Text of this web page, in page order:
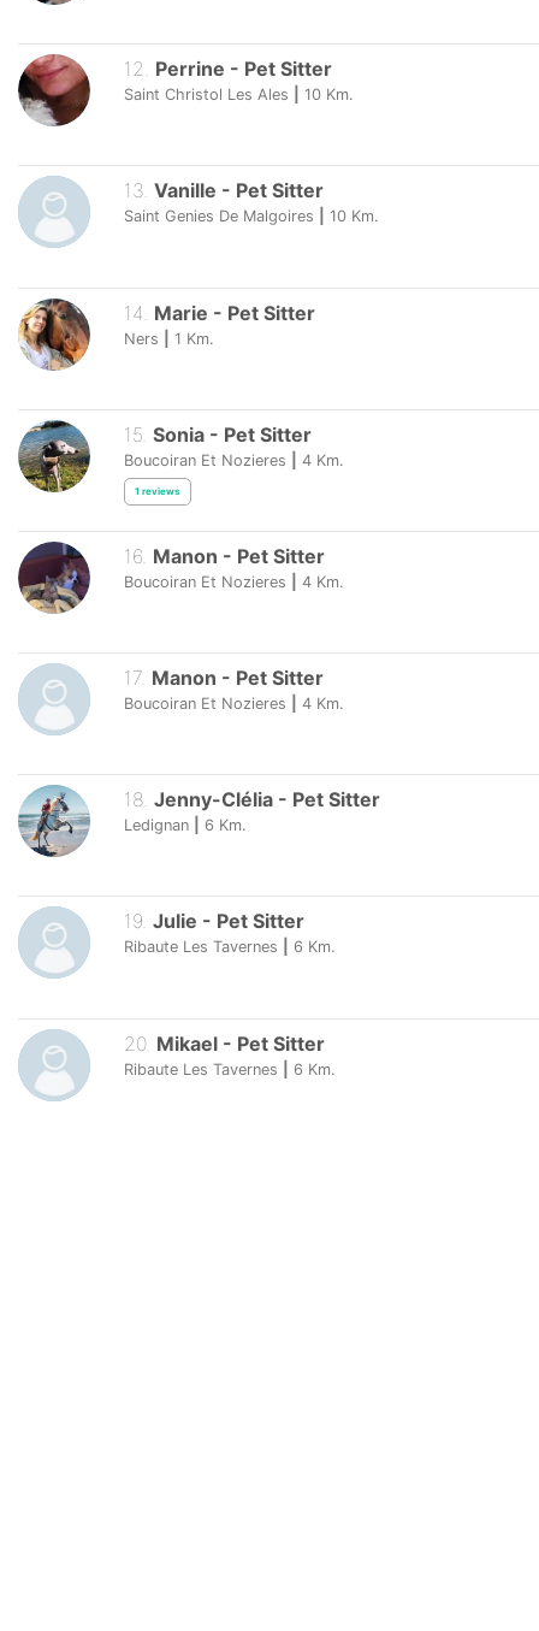
12. Perrine - Pet Sitter
Saint Christol Les Ales 10 Km.
13. Vanille - Pet Sitter
Saint Genies De Malgoires 10 Km.
14 Marie - Pet Sitter
Ners 1 Km.
15 Sonia - Pet Sitter
Boucoiran Et Nozieres 4 Km.
1 reviews
16 Manon - Pet Sitter
Boucoiran Et Nozieres 4 Km.
17. Manon - Pet Sitter
Boucoiran Et Nozieres 4 Km.
18. Jenny-Clélia - Pet Sitter
Ledignan 6 Km.
19. Julie - Pet Sitter
Ribaute Les Tavernes 6 Km.
20. Mikael - Pet Sitter
Ribaute Les Tavernes 6 Km.